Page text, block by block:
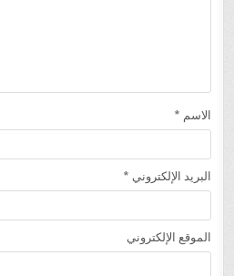
الاسم *
البريد الإلكتروني *
الموقع الإلكتروني